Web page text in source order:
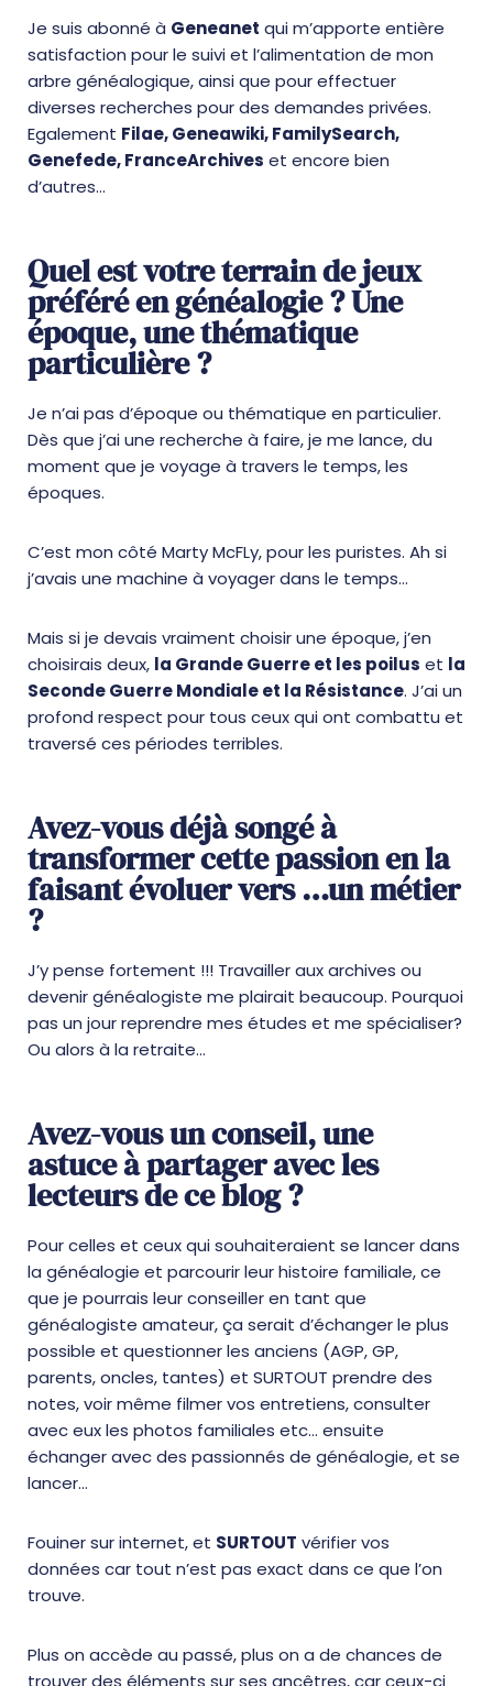
Je suis abonné à Geneanet qui m’apporte entière
satisfaction pour le suivi et l’alimentation de mon
arbre généalogique, ainsi que pour effectuer
diverses recherches pour des demandes privées.
Egalement Filae, Geneawiki, FamilySearch,
Genefede, FranceArchives et encore bien
d’autres…
Quel est votre terrain de jeux
préféré en généalogie ? Une
époque, une thématique
particulière ?
Je n’ai pas d’époque ou thématique en particulier.
Dès que j’ai une recherche à faire, je me lance, du
moment que je voyage à travers le temps, les
époques.
C’est mon côté Marty McFLy, pour les puristes. Ah si
j’avais une machine à voyager dans le temps…
Mais si je devais vraiment choisir une époque, j’en
choisirais deux, la Grande Guerre et les poilus et la
Seconde Guerre Mondiale et la Résistance. J’ai un
profond respect pour tous ceux qui ont combattu et
traversé ces périodes terribles.
Avez-vous déjà songé à
transformer cette passion en la
faisant évoluer vers …un métier
?
J’y pense fortement !!! Travailler aux archives ou
devenir généalogiste me plairait beaucoup. Pourquoi
pas un jour reprendre mes études et me spécialiser?
Ou alors à la retraite…
Avez-vous un conseil, une
astuce à partager avec les
lecteurs de ce blog ?
Pour celles et ceux qui souhaiteraient se lancer dans
la généalogie et parcourir leur histoire familiale, ce
que je pourrais leur conseiller en tant que
généalogiste amateur, ça serait d’échanger le plus
possible et questionner les anciens (AGP, GP,
parents, oncles, tantes) et SURTOUT prendre des
notes, voir même filmer vos entretiens, consulter
avec eux les photos familiales etc… ensuite
échanger avec des passionnés de généalogie, et se
lancer…
Fouiner sur internet, et SURTOUT vérifier vos
données car tout n’est pas exact dans ce que l’on
trouve.
Plus on accède au passé, plus on a de chances de
trouver des éléments sur ses ancêtres, car ceux-ci